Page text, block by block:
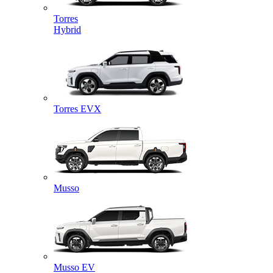
Torres
Hybrid
Torres EVX
Musso
Musso EV